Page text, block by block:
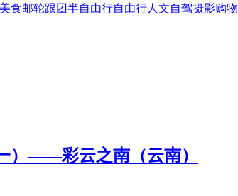
美食邮轮跟团半自由行自由行人文自驾摄影购物
）——彩云之南（云南）